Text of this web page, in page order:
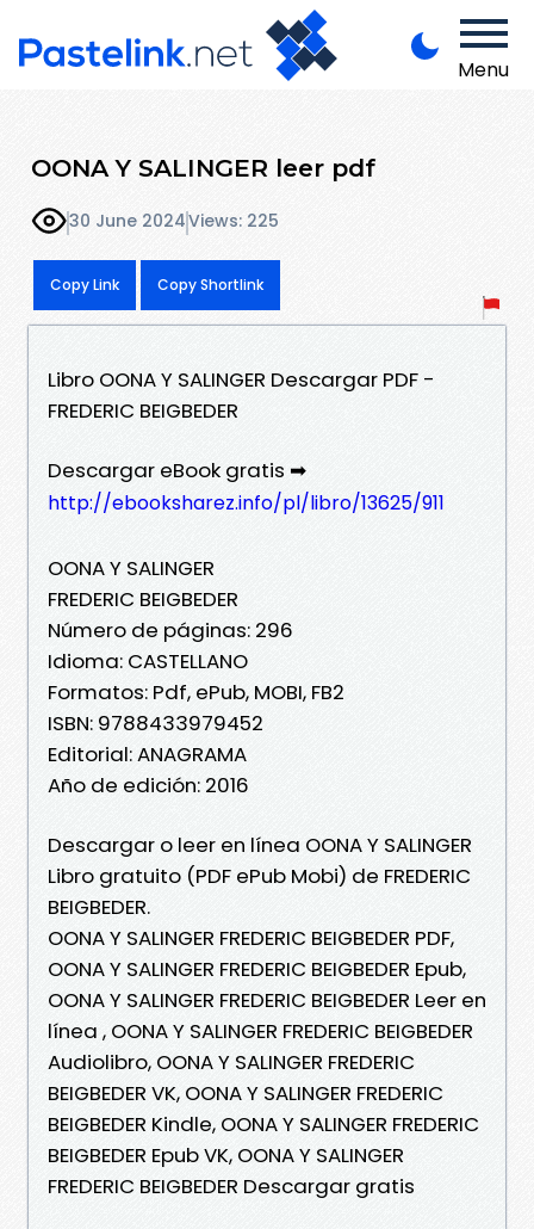
Menu
OONA Y SALINGER leer pdf
30 June 2024Views: 225
Copy Link Copy Shortlink
Libro OONA Y SALINGER Descargar PDF -
FREDERIC BEIGBEDER
Descargar eBook gratis ➡
http://ebooksharez.info/pl/libro/13625/911
OONA Y SALINGER
FREDERIC BEIGBEDER
Número de páginas: 296
Idioma: CASTELLANO
Formatos: Pdf, ePub, MOBI, FB2
ISBN: 9788433979452
Editorial: ANAGRAMA
Año de edición: 2016
Descargar o leer en línea OONA Y SALINGER
Libro gratuito (PDF ePub Mobi) de FREDERIC
BEIGBEDER.
OONA Y SALINGER FREDERIC BEIGBEDER PDF,
OONA Y SALINGER FREDERIC BEIGBEDER Epub,
OONA Y SALINGER FREDERIC BEIGBEDER Leer en
línea , OONA Y SALINGER FREDERIC BEIGBEDER
Audiolibro, OONA Y SALINGER FREDERIC
BEIGBEDER VK, OONA Y SALINGER FREDERIC
BEIGBEDER Kindle, OONA Y SALINGER FREDERIC
BEIGBEDER Epub VK, OONA Y SALINGER
FREDERIC BEIGBEDER Descargar gratis